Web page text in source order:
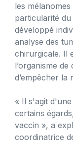
les
particularité
développé
analyse des
chirurgicale. Il
l’organisme
d’empêcher la
« Il s'agit
certains
vaccin », a
coordinatrice